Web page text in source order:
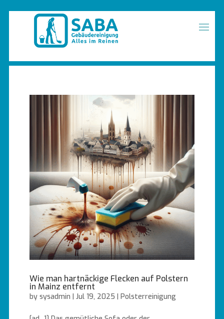
Wie man hartnäckige Flecken auf Polstern
in Mainz entfernt
bysysadmin |Jul 19, 2025 |Polsterreinigung